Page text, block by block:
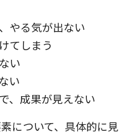
やる気が出ない
てしまう
い
い
、成果が見えない
について、具体的に見